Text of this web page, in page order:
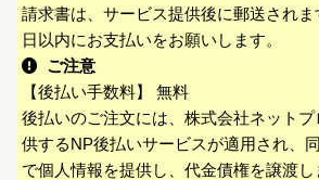
請求書は、サービス提供後に郵送され
日以内にお支払いをお願いします。
ご注意
【後払い手数料】 無料
後払いのご注文には、株式会社ネット
供するNP後払いサービスが適用され、
で個人情報を提供し、代金債権を譲渡し